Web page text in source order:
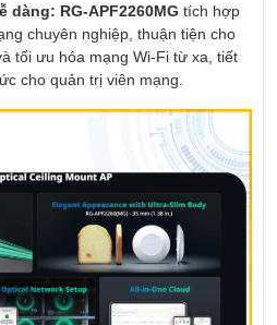
dàng: RG‑APF2260MG tích hợp
chuyên nghiệp, thuận tiện cho
tối ưu hóa mạng Wi‑Fi từ xa, tiết
cho quản trị viên mạng.